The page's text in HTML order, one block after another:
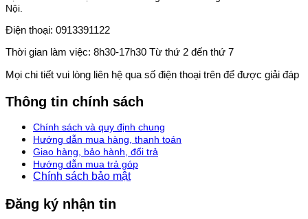
Nội.
Điện thoại: 0913391122
Thời gian làm việc: 8h30-17h30 Từ thứ 2 đến thứ 7
Mọi chi tiết vui lòng liên hệ qua số điện thoại trên để được giải đáp
Thông tin chính sách
Chính sách và quy định chung
Hướng dẫn mua hàng, thanh toán
Giao hàng, bảo hành, đổi trả
Hướng dẫn mua trả góp
Chính sách bảo mật
Đăng ký nhận tin